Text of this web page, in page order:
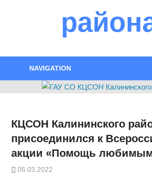
NAVIGATION
КЦСОН Калининского
присоединился к
акции «Помощь
05.03.2022